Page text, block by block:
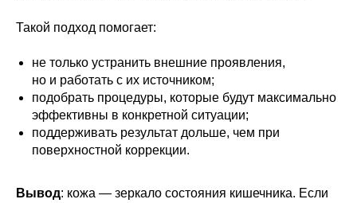
Такой подход помогает:
не только устранить внешние проявления,
но и работать с их источником;
подобрать процедуры, которые будут максимально
эффективны в конкретной ситуации;
поддерживать результат дольше, чем при
поверхностной коррекции.
Вывод: кожа — зеркало состояния кишечника. Если